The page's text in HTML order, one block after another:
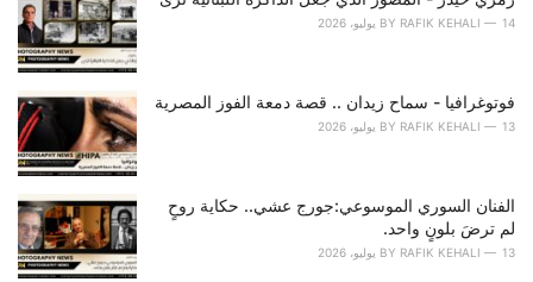
BY RAFIK KEHALI 14 يوليو، 2026
فوتوغرافيا - سماح زيدان .. قصة دمعة الفوز المصرية
BY RAFIK KEHALI 13 يوليو، 2026
الفنان السوري الموسوعي:جورج عشي.. حكاية روحٍ
لم ترضَ بلونٍ واحد.
BY RAFIK KEHALI 13 يوليو، 2026